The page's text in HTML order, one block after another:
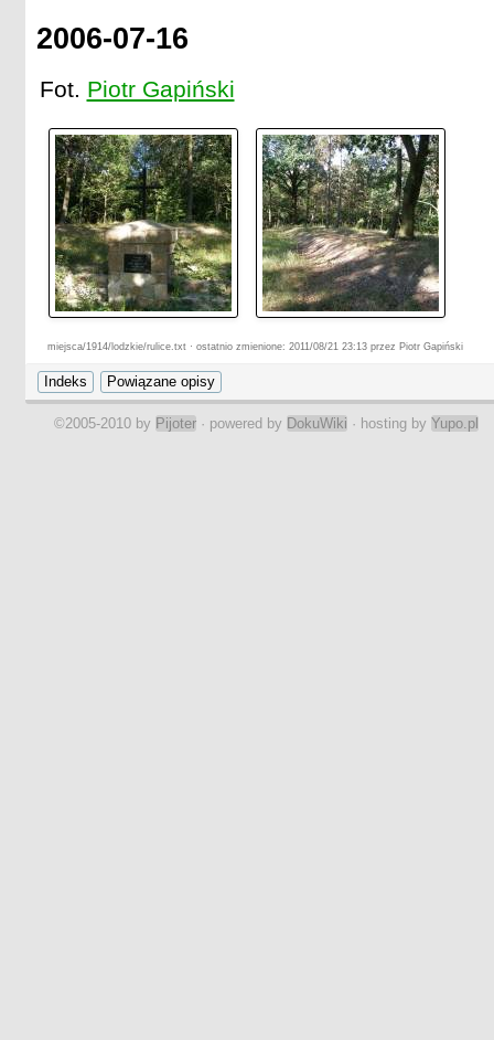
2006-07-16
Fot. Piotr Gapiński
miejsca/1914/lodzkie/rulice.txt · ostatnio zmienione: 2011/08/21 23:13 przez Piotr Gapiński
©2005-2010 by Pijoter · powered by DokuWiki · hosting by Yupo.pl